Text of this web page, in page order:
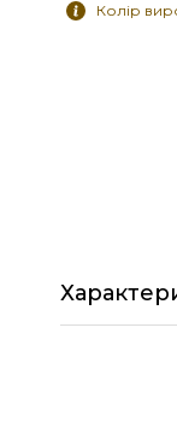
Колір